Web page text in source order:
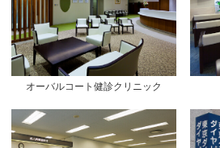
オーバルコート健診クリニック